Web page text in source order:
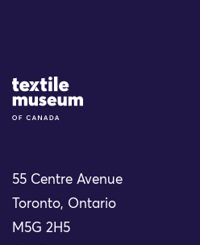
Site Logo
55 Centre Avenue
Toronto, Ontario
M5G 2H5